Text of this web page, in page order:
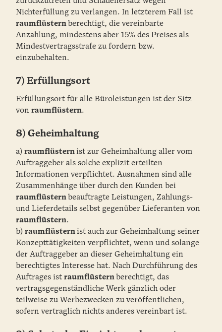
Nichterfüllung zu verlangen. In letzterem Fall ist
raumflüstern berechtigt, die vereinbarte
Anzahlung, mindestens aber 15% des Preises als
Mindestvertragsstrafe zu fordern bzw.
einzubehalten.
7) Erfüllungsort
Erfüllungsort für alle Büroleistungen ist der Sitz
von raumflüstern.
8) Geheimhaltung
a) raumflüsternist zur Geheimhaltung aller vom
Auftraggeber als solche explizit erteilten
Informationen verpflichtet. Ausnahmen sind alle
Zusammenhänge über durch den Kunden bei
raumflüstern beauftragte Leistungen, Zahlungs-
und Lieferdetails selbst gegenüber Lieferanten von
raumflüstern.
b) raumflüsternist auch zur Geheimhaltung seiner
Konzepttätigkeiten verpflichtet, wenn und solange
der Auftraggeber an dieser Geheimhaltung ein
berechtigtes Interesse hat. Nach Durchführung des
Auftrages ist raumflüstern berechtigt, das
vertragsgegenständliche Werk gänzlich oder
teilweise zu Werbezwecken zu veröffentlichen,
sofern vertraglich nichts anderes vereinbart ist.